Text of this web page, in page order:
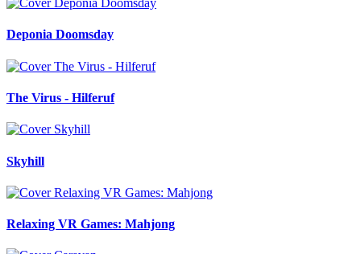
Deponia Doomsday
The Virus - Hilferuf
Skyhill
Relaxing VR Games: Mahjong